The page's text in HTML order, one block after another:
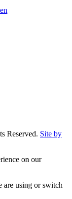
Reserved. Site by
on our
are using or switch